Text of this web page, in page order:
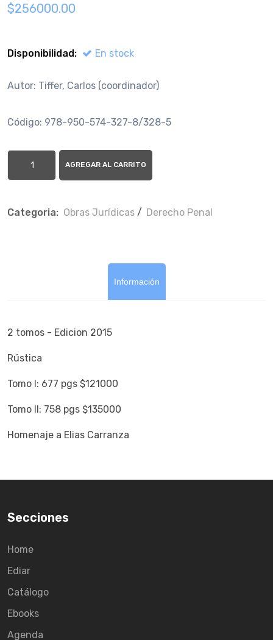
$256000.00
Disponibilidad: En stock
Autor: Tiffer, Carlos (coordinador)
Código: 978-950-574-327-8/328-5
AGREGAR AL CARRITO
Categoria: Obras Jurí­dicas / Derecho Penal
Información
2 tomos - Edicion 2015
Rústica
Tomo I: 677 pgs $121000
Tomo II: 758 pgs $135000
Homenaje a Elias Carranza
Secciones
Home
Ediar
Catálogo
Ebooks
Agenda